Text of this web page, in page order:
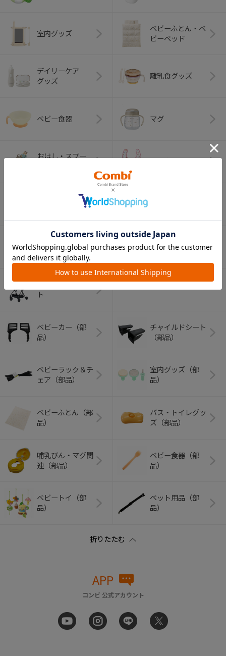
室内グッズ
ベビーふとん・ベ
ビーベッド
デイリーケア
グッズ
離乳食グッズ
ベビー食器 マグ
おはし・スプー
（お口のケア）
（ヘルメット）
ペット用品
ショッピングカー
ト
ベビーカー（部
品）
チャイルドシート
（部品）
ベビーラック＆チ
ェア（部品）
室内グッズ（部
品）
ベビーふとん（部
品）
バス・トイレグッ
ズ（部品）
哺乳びん・マグ関
連（部品）
ベビー食器（部
品）
ベビートイ（部
品）
ペット用品（部
品）
APP
コンビ 公式アカウント